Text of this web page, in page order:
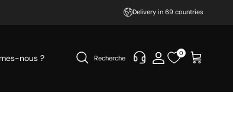
Delivery in 69 countries
nous ? Recherche
0